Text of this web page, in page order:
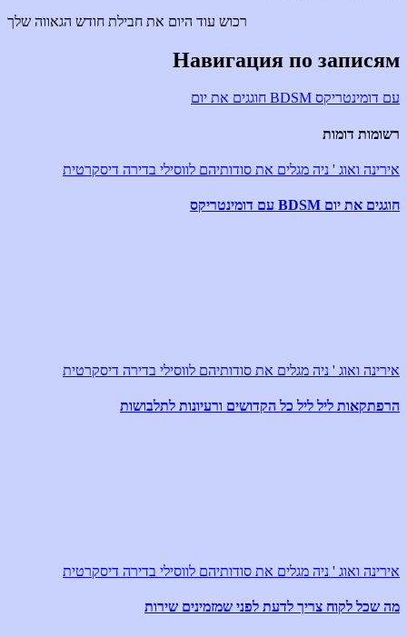
רכוש עוד היום את חבילת חודש הגאווה שלך
Навигация по записям
חוגגים את יום BDSM עם דומינטריקס
רשומות דומות
אירינה ואוג ' ניה מגלים את סודותיהם לווסילי בדירה דיסקרטית
חוגגים את יום BDSM עם דומינטריקס
אירינה ואוג ' ניה מגלים את סודותיהם לווסילי בדירה דיסקרטית
הרפתקאות ליל ליל כל הקדושים ורעיונות לתלבושות
אירינה ואוג ' ניה מגלים את סודותיהם לווסילי בדירה דיסקרטית
מה שכל לקוח צריך לדעת לפני שמזמינים שירות